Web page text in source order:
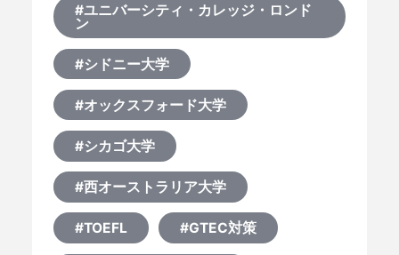
#ユニバーシティ・カレッジ・ロンド
ン
#シドニー大学
#オックスフォード大学
#シカゴ大学
#西オーストラリア大学
#TOEFL #GTEC対策